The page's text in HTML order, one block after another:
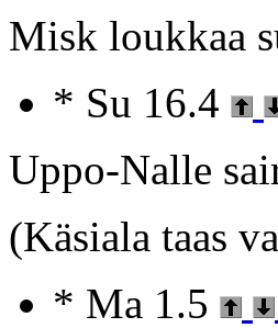
Misk loukkaa
* Su 16.4
Uppo-Nalle
(Käsiala taas
* Ma 1.5